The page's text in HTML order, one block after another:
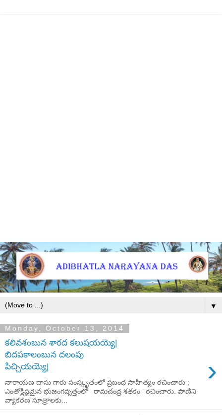
▼
Monday, October 13, 2014
కలివశంబున శారద కలుషయయ్యె|
బిదపకాలంబున దలంపు
పిచ్చియయ్యె|
›
నారాయణ దాసు గారు సంస్కృతంలో ప్రబంధ సాహిత్యం రచించారు ;
ఎంతోక్లిష్టమైన భుజంగవృత్తంలో ‘ రామచంద్ర శతకం ’ రచించారు. పాణిని
వ్యాకరణ సూత్రాలకు...